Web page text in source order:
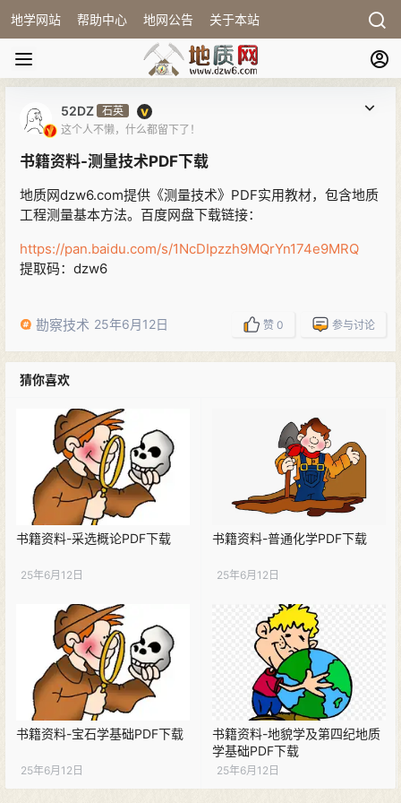
地学网站 帮助中心 地网公告 关于本站
52DZ 石英
这个人不懒，什么都留下了！
书籍资料-测量技术PDF下载
地质网dzw6.com提供《测量技术》PDF实用教材，包含地质
工程测量基本方法。百度网盘下载链接：
https://pan.baidu.com/s/1NcDIpzzh9MQrYn174e9MRQ
提取码：dzw6
勘察技术 25年6月12日 赞 0 参与讨论
猜你喜欢
书籍资料-采选概论PDF下载
25年6月12日
书籍资料-普通化学PDF下载
25年6月12日
书籍资料-宝石学基础PDF下载
25年6月12日
书籍资料-地貌学及第四纪地质
学基础PDF下载
25年6月12日